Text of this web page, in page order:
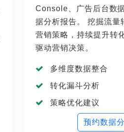
Console、广告后台数
据分析报告。 挖掘流量
营销策略，持续提升转
驱动营销决策。
多维度数据整合
转化漏斗分析
策略优化建议
预约数据